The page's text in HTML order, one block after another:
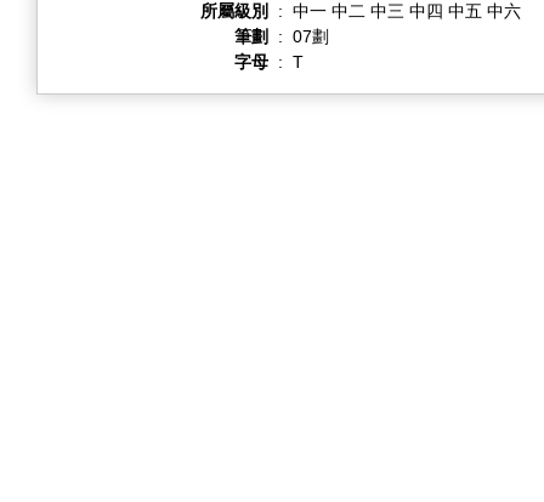
所屬級別
: 中一 中二 中三 中四 中五 中六
筆劃
: 07劃
字母 : T